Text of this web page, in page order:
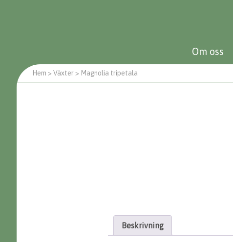
Om oss
Hem > Växter> Magnolia tripetala
Beskrivning